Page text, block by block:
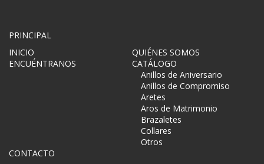
PRINCIPAL
INICIO
QUIÉNES SOMOS
ENCUÉNTRANOS
CATÁLOGO
Anillos de Aniversario
Anillos de Compromiso
Aretes
Aros de Matrimonio
Brazaletes
Collares
Otros
CONTACTO